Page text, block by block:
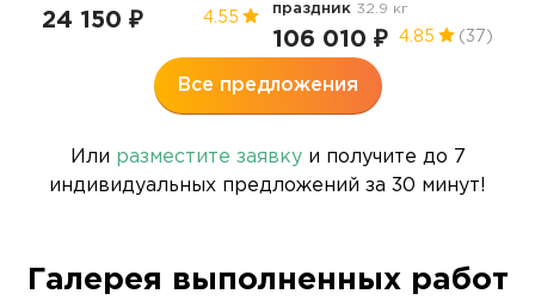
24 150 ₽ 4.55
праздник 32.9 кг
106 010 ₽ 4.85 (37)
Все предложения
Или разместите заявкуи получите до 7
индивидуальных предложений за 30 минут!
Галерея выполненных работ